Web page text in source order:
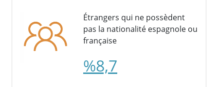
Étrangers qui ne possèdent
pas la nationalité espagnole ou
française
%8,7